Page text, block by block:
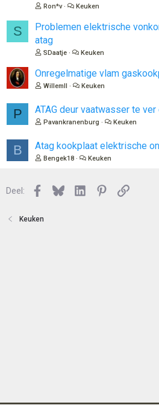
Ron*v Keuken
S
Problemen elektrische
atag
SDaatje Keuken
Onregelmatige vlam
WillemII Keuken
P ATAG deur vaatwasser te ver
Pavankranenburg Keuken
B Atag kookplaat elektrische
Bengek18 Keuken
Deel: Facebook
BlueskyLinkedInPinterest
Link
Keuken